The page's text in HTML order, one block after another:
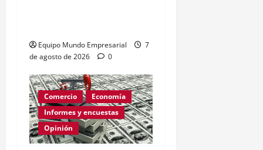
Equipo Mundo Empresarial
7
de agosto de 2026
0
Comercio
Economía
Informes y encuestas
Opinión